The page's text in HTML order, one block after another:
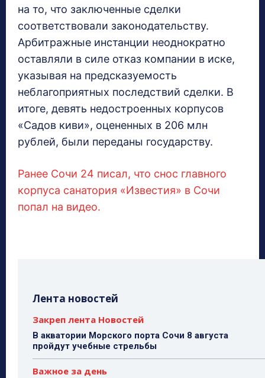
на то, что заключенные сделки
соответствовали законодательству.
Арбитражные инстанции неоднократно
оставляли в силе отказ компании в иске,
указывая на предсказуемость
неблагоприятных последствий сделки. В
итоге, девять недостроенных корпусов
«Садов киви», оцененных в 206 млн
рублей, были переданы государству.
Ранее Сочи 24 писал, что снос главного
корпуса санатория «Известия» в Сочи
попал на видео.
Лента новостей
Закреп лента Новостей
В акватории Морского порта Сочи 8 августа
пройдут учебные стрельбы
Важное за день